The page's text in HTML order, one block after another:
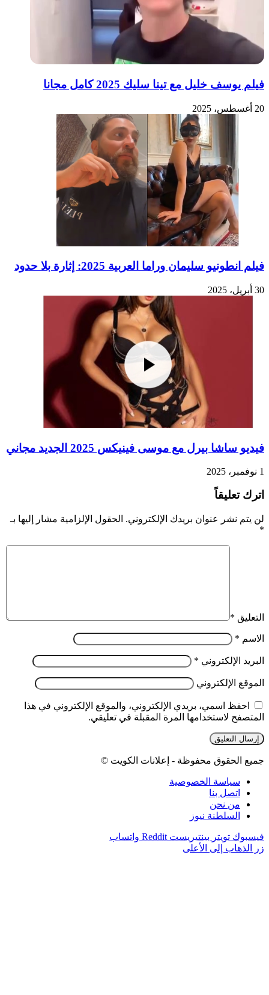
فيلم يوسف خليل مع تينا سليك 2025 كامل مجانا
20 أغسطس، 2025
فيلم انطونيو سليمان وراما العربية 2025: إثارة بلا حدود
30 أبريل، 2025
فيديو ساشا بيرل مع موسى فينيكس 2025 الجديد مجاني
1 نوفمبر، 2025
اترك تعليقاً
لن يتم نشر عنوان بريدك الإلكتروني. الحقول الإلزامية مشار إليها بـ
*
التعليق *
الاسم *
البريد الإلكتروني *
الموقع الإلكتروني
احفظ اسمي، بريدي الإلكتروني، والموقع الإلكتروني في هذا
المتصفح لاستخدامها المرة المقبلة في تعليقي.
جميع الحقوق محفوظة - إعلانات الكويت ©
سياسة الخصوصية
اتصل بنا
من نحن
السلطنة نيوز
فيسبوك تويتر بينتيريست
واتساب
زر الذهاب إلى الأعلى